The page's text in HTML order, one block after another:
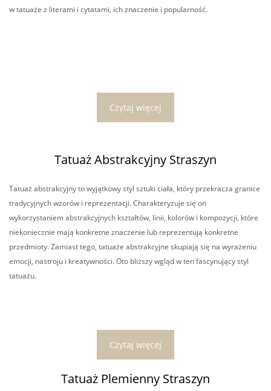
w tatuaże z literami i cytatami, ich znaczenie i popularność.
Czytaj więcej
Tatuaż Abstrakcyjny Straszyn
Tatuaż abstrakcyjny to wyjątkowy styl sztuki ciała, który przekracza granice
tradycyjnych wzorów i reprezentacji. Charakteryzuje się on
wykorzystaniem abstrakcyjnych kształtów, linii, kolorów i kompozycji, które
niekoniecznie mają konkretne znaczenie lub reprezentują konkretne
przedmioty. Zamiast tego, tatuaże abstrakcyjne skupiają się na wyrażeniu
emocji, nastroju i kreatywności. Oto bliższy wgląd w ten fascynujący styl
tatuażu.
Czytaj więcej
Tatuaż Plemienny Straszyn